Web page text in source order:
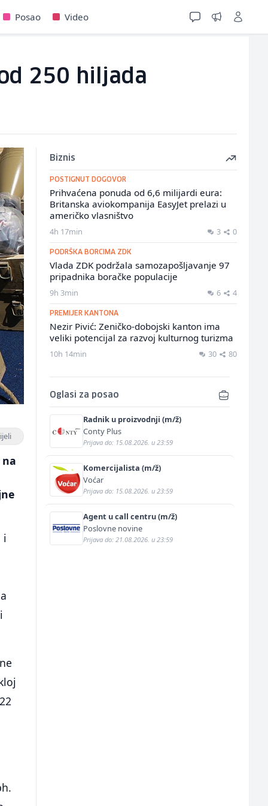
Posao Video
250 hiljada
i
Biznis
POSTIGNUT DOGOVOR
Prihvaćena ponuda od 6,6 milijardi eura:
Britanska aviokompanija EasyJet prelazi u
američko vlasništvo
4h 17min 3 0
PODRŠKA BORCIMA ZDK
Vlada ZDK podržala samozapošljavanje 97
pripadnika boračke populacije
9h 3min 6 4
PREMIJER KANTONA
Nezir Pivić: Zeničko-dobojski kanton ima
veliki potencijal za razvoj kulturnog turizma
10h 14min 30 80
Oglasi za posao
Radnik u proizvodnji (m/ž)
Conty Plus
Prijava do: 15.08.2026. u 23:59
Komercijalista (m/ž)
Voćar
Prijava do: 15.08.2026. u 23:59
Agent u call centru (m/ž)
Poslovne novine
Prijava do: 21.08.2026. u 23:59